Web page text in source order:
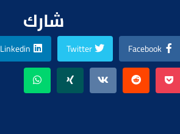
شارك
Facebook
Twitter
Linkedin